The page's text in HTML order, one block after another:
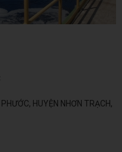
HUYỆN NHƠN TRẠCH,